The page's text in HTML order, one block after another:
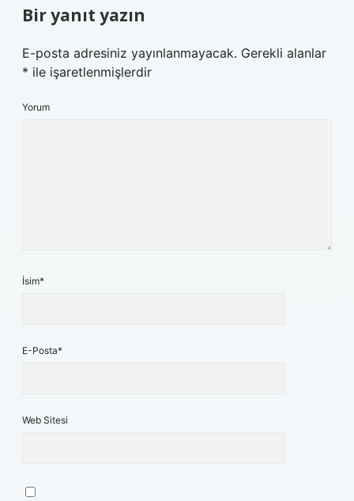
Bir yanıt yazın
E-posta adresiniz yayınlanmayacak. Gerekli alanlar
* ile işaretlenmişlerdir
Yorum
İsim*
E-Posta*
Web Sitesi